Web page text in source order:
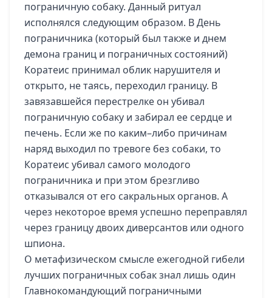
пограничную собаку. Данный ритуал
исполнялся следующим образом. В День
пограничника (который был также и днем
демона границ и пограничных состояний)
Коратеис принимал облик нарушителя и
открыто, не таясь, переходил границу. В
завязавшейся перестрелке он убивал
пограничную собаку и забирал ее сердце и
печень. Если же по каким–либо причинам
наряд выходил по тревоге без собаки, то
Коратеис убивал самого молодого
пограничника и при этом брезгливо
отказывался от его сакральных органов. А
через некоторое время успешно переправлял
через границу двоих диверсантов или одного
шпиона.
О метафизическом смысле ежегодной гибели
лучших пограничных собак знал лишь один
Главнокомандующий пограничными